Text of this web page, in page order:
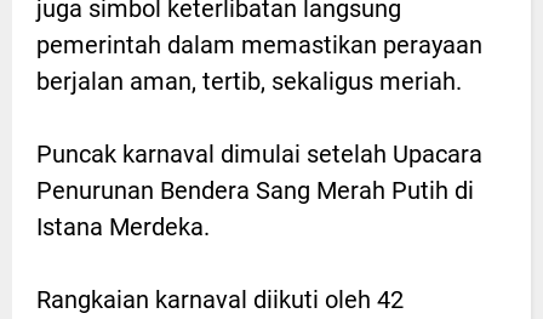
juga simbol keterlibatan langsung
pemerintah dalam memastikan perayaan
berjalan aman, tertib, sekaligus meriah.
Puncak karnaval dimulai setelah Upacara
Penurunan Bendera Sang Merah Putih di
Istana Merdeka.
Rangkaian karnaval diikuti oleh 42